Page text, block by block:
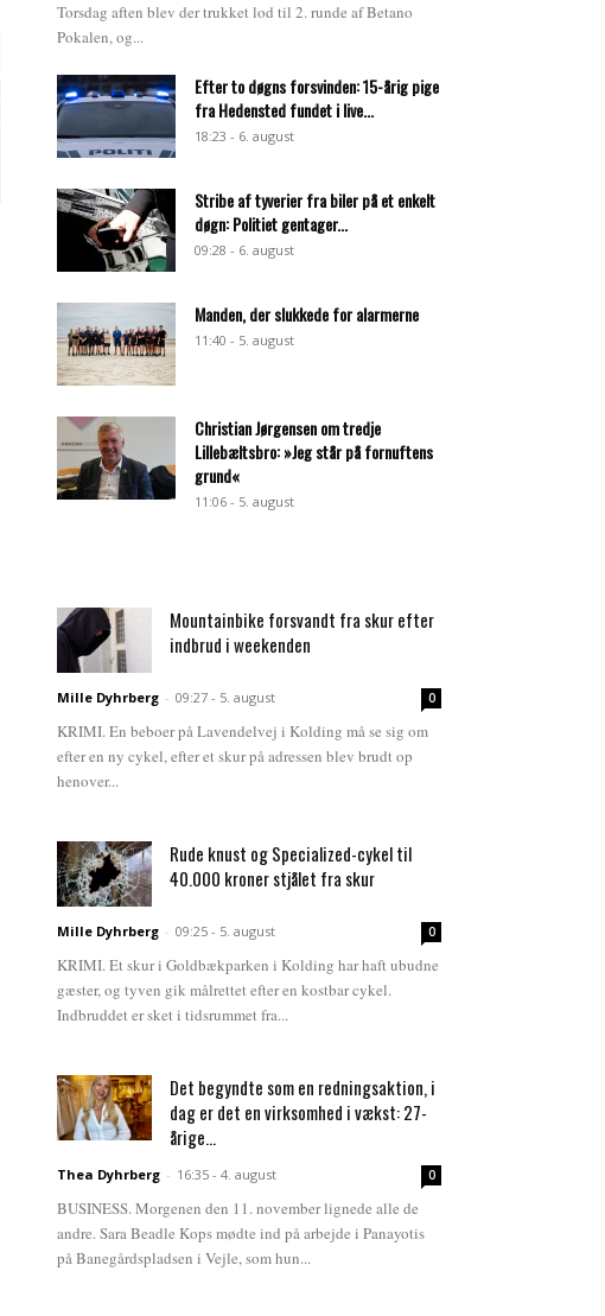
Torsdag aften blev der trukket lod til 2. runde af Betano
Pokalen, og...
Efter to døgns forsvinden: 15-årig pige
fra Hedensted fundet i live...
18:23 - 6. august
Stribe af tyverier fra biler på et enkelt
døgn: Politiet gentager...
09:28 - 6. august
Manden, der slukkede for alarmerne
11:40 - 5. august
Christian Jørgensen om tredje
Lillebæltsbro: »Jeg står på fornuftens
grund«
11:06 - 5. august
Mountainbike forsvandt fra skur efter
indbrud i weekenden
Mille Dyhrberg - 09:27 - 5. august 0
KRIMI. En beboer på Lavendelvej i Kolding må se sig om
efter en ny cykel, efter et skur på adressen blev brudt op
henover...
Rude knust og Specialized-cykel til
40.000 kroner stjålet fra skur
Mille Dyhrberg - 09:25 - 5. august 0
KRIMI. Et skur i Goldbækparken i Kolding har haft ubudne
gæster, og tyven gik målrettet efter en kostbar cykel.
Indbruddet er sket i tidsrummet fra...
Det begyndte som en redningsaktion, i
dag er det en virksomhed i vækst: 27-
årige...
Thea Dyhrberg - 16:35 - 4. august 0
BUSINESS. Morgenen den 11. november lignede alle de
andre. Sara Beadle Kops mødte ind på arbejde i Panayotis
på Banegårdspladsen i Vejle, som hun...